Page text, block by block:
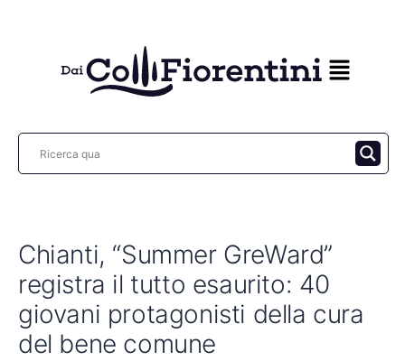
Chianti, “Summer GreWard”
registra il tutto esaurito: 40
giovani protagonisti della cura
del bene comune